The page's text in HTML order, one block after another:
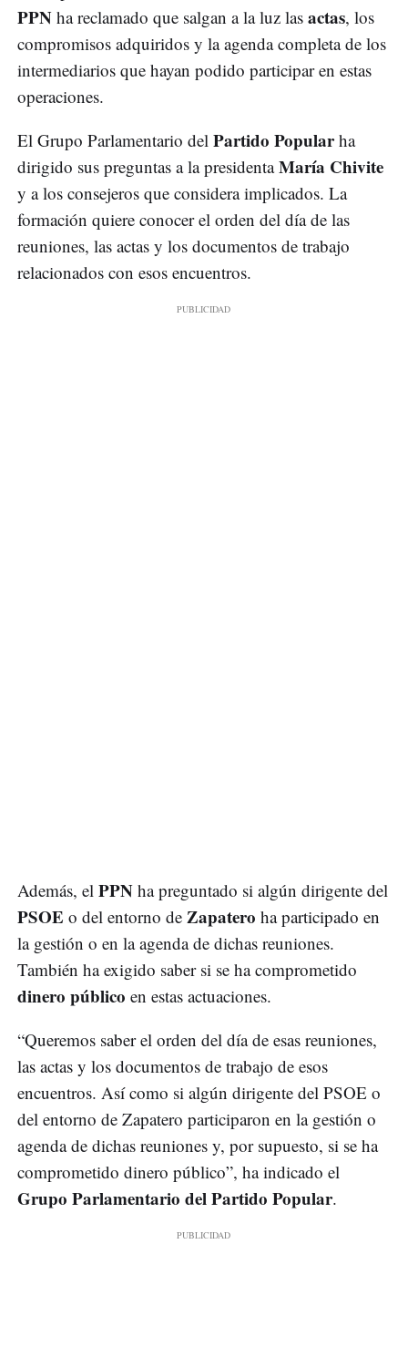
PPN ha reclamado que salgan a la luz las actas, los
compromisos adquiridos y la agenda completa de los
intermediarios que hayan podido participar en estas
operaciones.
El Grupo Parlamentario del Partido Popularha
dirigido sus preguntas a la presidentaMaría Chivite
y a los consejeros que considera implicados. La
formación quiere conocer el orden del día de las
reuniones, las actas y los documentos de trabajo
relacionados con esos encuentros.
Además, el PPN ha preguntado si algún dirigente del
PSOE o del entorno de Zapatero ha participado en
la gestión o en la agenda de dichas reuniones.
También ha exigido saber si se ha comprometido
dinero público en estas actuaciones.
“Queremos saber el orden del día de esas reuniones,
las actas y los documentos de trabajo de esos
encuentros. Así como si algún dirigente del PSOE o
del entorno de Zapatero participaron en la gestión o
agenda de dichas reuniones y, por supuesto, si se ha
comprometido dinero público”, ha indicado el
Grupo Parlamentario del Partido Popular.